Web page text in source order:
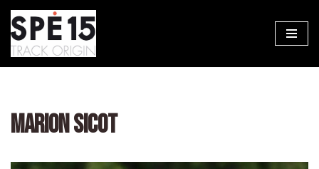
Aller
au
MARION SICOT